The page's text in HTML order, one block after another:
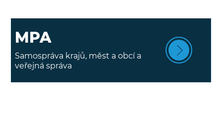
MPA
Samospráva krajů, měst a obcí a
veřejná správa